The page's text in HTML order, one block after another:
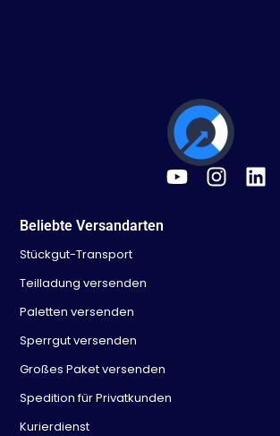
Beliebte Versandarten
Stückgut-Transport
Teilladung versenden
Paletten versenden
Sperrgut versenden
Großes Paket versenden
Spedition für Privatkunden
Kurierdienst